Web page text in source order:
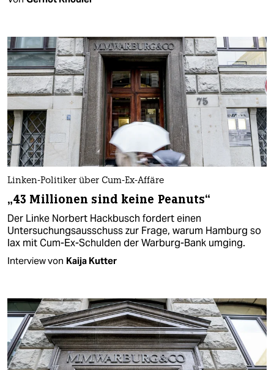
Linken-Politiker über Cum-Ex-Affäre
„43 Millionen sind keine Peanuts“
Der Linke Norbert Hackbusch fordert einen
Untersuchungsausschuss zur Frage, warum Hamburg so
lax mit Cum-Ex-Schulden der Warburg-Bank umging.
Interview von Kaija Kutter